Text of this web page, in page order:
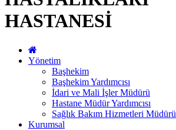
HASTANESİ
Yönetim
Başhekim
Başhekim Yardımcısı
İdari ve Mali İşler Müdürü
Hastane Müdür Yardımcısı
Sağlık Bakım Hizmetleri Müdürü
Kurumsal